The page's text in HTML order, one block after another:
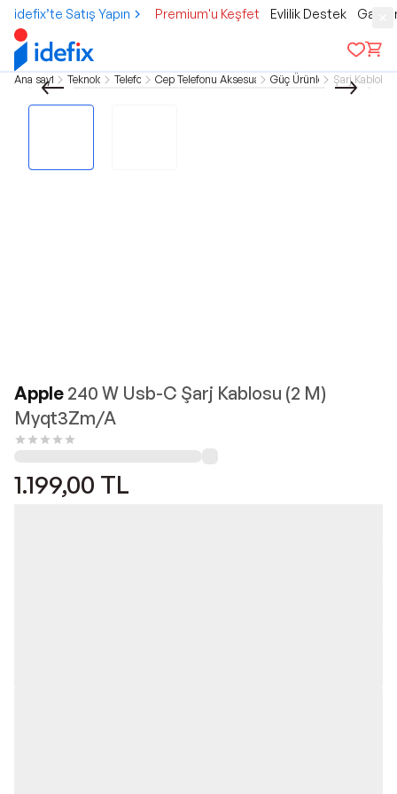
idefix’te Satış Yapın Premium'u Keşfet Evlilik Destek
Ana sayfa Teknoloji Telefon Cep Telefonu AksesuarlarıGüç Ürünleri Şarj Kabloları
Apple 240 W Usb-C Şarj Kablosu (2 M)
Myqt3Zm/A
1.199,00 TL